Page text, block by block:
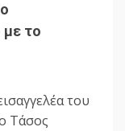
το
του
Τάσος